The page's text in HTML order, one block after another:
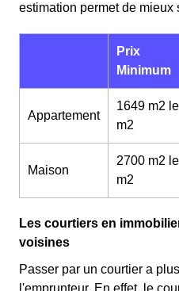
estimation permet de mieux
Prix
Minimum
Appartement
1649 m2 le
m2
Maison
2700 m2 le
m2
Les courtiers en
voisines
Passer par un courtier a
l'emprunteur. En effet, le